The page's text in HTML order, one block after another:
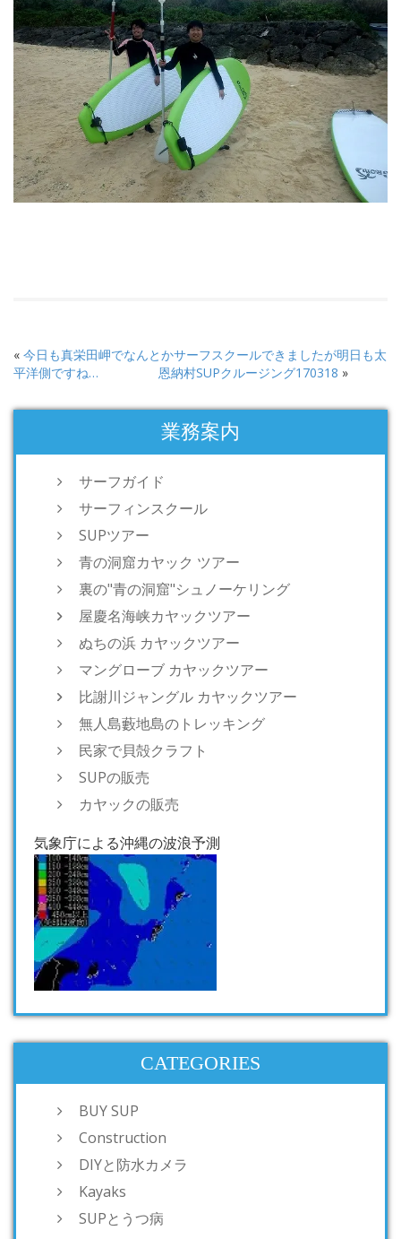
« 今日も真栄田岬でなんとかサーフスクールできましたが明日も太
平洋側ですね…
恩納村SUPクルージング170318 »
業務案内
サーフガイド
サーフィンスクール
SUPツアー
青の洞窟カヤック ツアー
裏の"青の洞窟"シュノーケリング
屋慶名海峡カヤックツアー
ぬちの浜 カヤックツアー
マングローブ カヤックツアー
比謝川ジャングル カヤックツアー
無人島藪地島のトレッキング
民家で貝殻クラフト
SUPの販売
カヤックの販売
気象庁による沖縄の波浪予測
CATEGORIES
BUY SUP
Construction
DIYと防水カメラ
Kayaks
SUPとうつ病